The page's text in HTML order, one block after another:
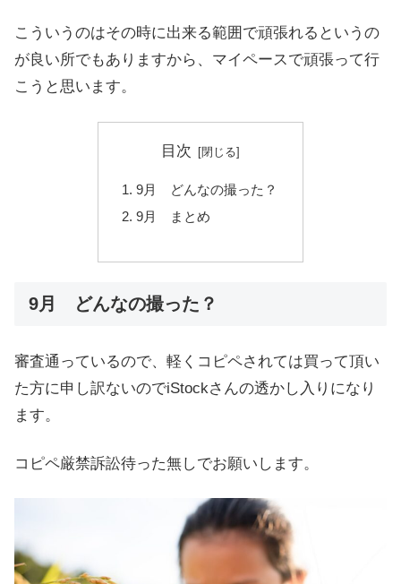
こういうのはその時に出来る範囲で頑張れるというの
が良い所でもありますから、マイペースで頑張って行
こうと思います。
目次
9月 どんなの撮った？
9月 まとめ
9月 どんなの撮った？
審査通っているので、軽くコピペされては買って頂い
た方に申し訳ないのでiStockさんの透かし入りになり
ます。
コピペ厳禁訴訟待った無しでお願いします。